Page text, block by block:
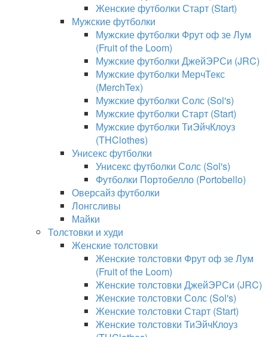
Женские футболки Старт (Start)
Мужские футболки
Мужские футболки Фрут оф зе Лум
(Fruit of the Loom)
Мужские футболки ДжейЭРСи (JRC)
Мужские футболки МерчТекс
(MerchTex)
Мужские футболки Солс (Sol's)
Мужские футболки Старт (Start)
Мужские футболки ТиЭйчКлоуз
(THClothes)
Унисекс футболки
Унисекс футболки Солс (Sol's)
Футболки Портобелло (Portobello)
Оверсайз футболки
Лонгсливы
Майки
Толстовки и худи
Женские толстовки
Женские толстовки Фрут оф зе Лум
(Fruit of the Loom)
Женские толстовки ДжейЭРСи (JRC)
Женские толстовки Солс (Sol's)
Женские толстовки Старт (Start)
Женские толстовки ТиЭйчКлоуз